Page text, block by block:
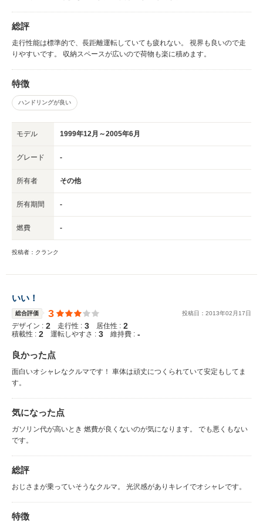
総評
走行性能は標準的で、長距離運転していても疲れない。 視界も良いので走
りやすいです。 収納スペースが広いので荷物も楽に積めます。
特徴
ハンドリングが良い
モデル 1999年12月～2005年6月
グレード -
所有者 その他
所有期間 -
燃費 -
投稿者：クランク
いい！
総合評価 3 投稿日： 2013年02 月 17日
デザイン : 2 走行性 : 3 居住性 : 2
積載性 : 2 運転しやすさ : 3 維持費 : -
良かった点
面白いオシャレなクルマです！ 車体は頑丈につくられていて安定もしてま
す。
気になった点
ガソリン代が高いとき 燃費が良くないのが気になります。 でも悪くもない
です。
総評
おじさまが乗っていそうなクルマ。 光沢感がありキレイでオシャレです。
特徴